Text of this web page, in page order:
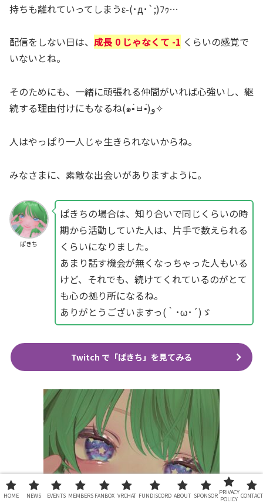
持ちも離れていってしまうε-(･д･`;)ﾌｩ…
配信をしない日は、 成長 0 じゃなくて -1 くらいの感覚で
いないとね。
そのためにも、一緒に頑張れる仲間がいれば心強いし、継
続する理由付けにもなるね(๑•̀ㅂ•́)و✧
人はやっぱり一人じゃ生きられないからね。
みなさまに、素敵な出会いがありますように。
ぱきち
ぱきちの場合は、知り合いで同じくらいの時
期から活動していた人は、片手で数えられる
くらいになりました。
あまり話す機会が無くなっちゃった人もいる
けど、それでも、続けてくれているのがとて
も心の拠り所になるね。
ありがとうございますっ(｀･ω･´)ゞ
Twitch で「ぱきち」を見てみる
HOME NEWS EVENTS MEMBERS FANBOX VRCHAT FUNDISCORD ABOUT SPONSOR PRIVACY
POLICY CONTACT